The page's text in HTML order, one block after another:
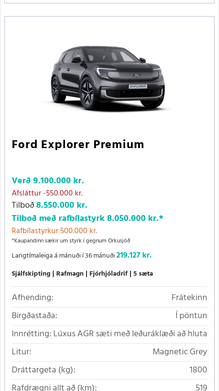
Ford Explorer Premium
Verð9.100.000 kr.
Afsláttur-550.000 kr.
Tilboð8.550.000 kr.
Tilboð með rafbílastyrk8.050.000 kr.*
Rafbílastyrkur 500.000 kr.
*Kaupandinn sækir um styrk í gegnum Orkusjóð
Langtímaleiga á mánuði í 36 mánuði219.127 kr.
Sjálfskipting Rafmagn Fjórhjóladrif 5 sæta
Afhending:
Frátekinn
Birgðastaða:
Í pöntun
Innrétting: Lúxus AGR sæti með leðuráklæði að hluta
Litur:
Magnetic Grey
Dráttargeta (kg):
1800